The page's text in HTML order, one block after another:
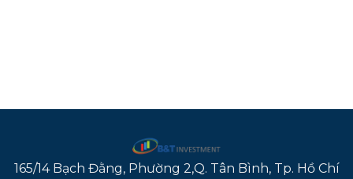
165/14 Bạch Đằng, Phường 2,Q. Tân Bình, Tp. Hồ Chí